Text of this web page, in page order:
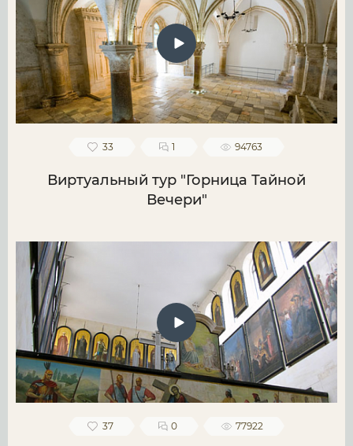
33 1 94763
Виртуальный тур "Горница Тайной
Вечери"
37 0 77922